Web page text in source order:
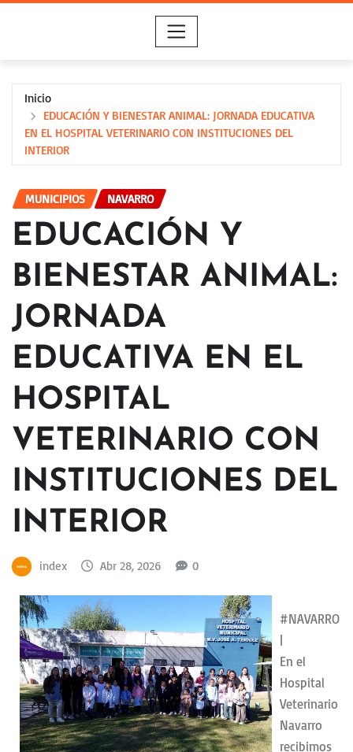
Inicio
EDUCACIÓN Y BIENESTAR ANIMAL: JORNADA EDUCATIVA
EN EL HOSPITAL VETERINARIO CON INSTITUCIONES DEL
INTERIOR
MUNICIPIOS NAVARRO
EDUCACIÓN Y
BIENESTAR ANIMAL:
JORNADA
EDUCATIVA EN EL
HOSPITAL
VETERINARIO CON
INSTITUCIONES DEL
INTERIOR
index Abr 28, 2026 0
#NAVARRO
En el
Hospital
Veterinario
Navarro
recibimos